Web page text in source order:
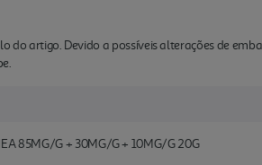
do artigo. Devido a possíveis alterações de
85MG/G + 30MG/G + 10MG/G 20G